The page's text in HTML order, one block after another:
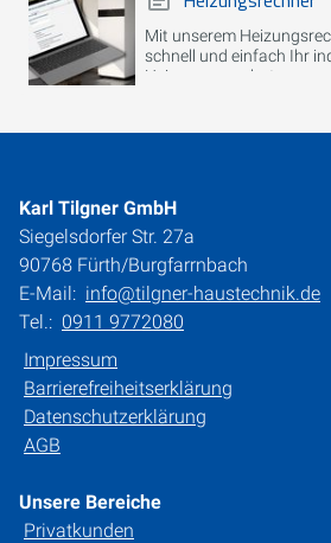
Mit unserem
schnell und einfach Ihr
Heizungsangebot.
Karl Tilgner GmbH
Siegelsdorfer Str. 27a
90768 Fürth/Burgfarrnbach
E-Mail: info@tilgner-haustechnik.de
Tel.: 0911 9772080
Impressum
Barrierefreiheitserklärung
Datenschutzerklärung
AGB
Unsere Bereiche
Privatkunden